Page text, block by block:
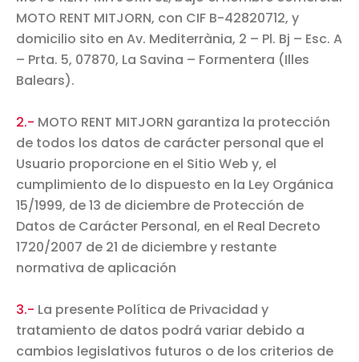
MOTO RENT MITJORN, con CIF B-42820712, y
domicilio sito en Av. Mediterrània, 2 – Pl. Bj – Esc. A
– Prta. 5, 07870, La Savina – Formentera (Illes
Balears).
2.- MOTO RENT MITJORN garantiza la protección
de todos los datos de carácter personal que el
Usuario proporcione en el Sitio Web y, el
cumplimiento de lo dispuesto en la Ley Orgánica
15/1999, de 13 de diciembre de Protección de
Datos de Carácter Personal, en el Real Decreto
1720/2007 de 21 de diciembre y restante
normativa de aplicación
3.- La presente Política de Privacidad y
tratamiento de datos podrá variar debido a
cambios legislativos futuros o de los criterios de